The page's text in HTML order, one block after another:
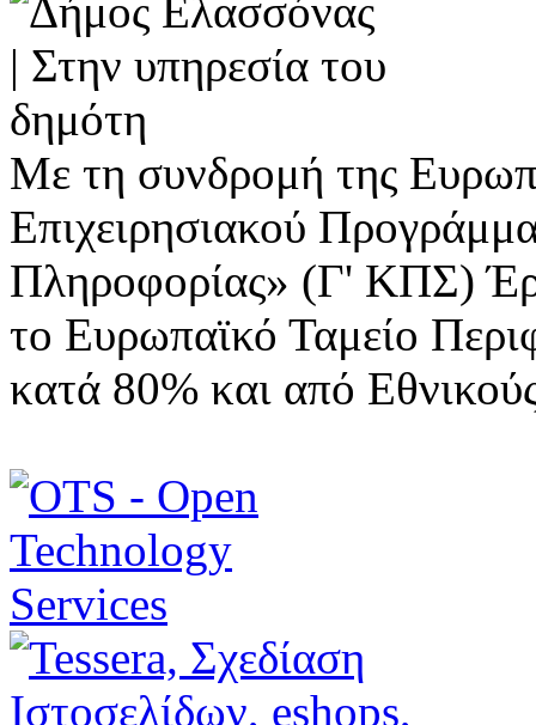
Με τη συνδρομή της
Επιχειρησιακού
Πληροφορίας» (Γ' ΚΠΣ)
το Ευρωπαϊκό Ταμείο
κατά 80% και από